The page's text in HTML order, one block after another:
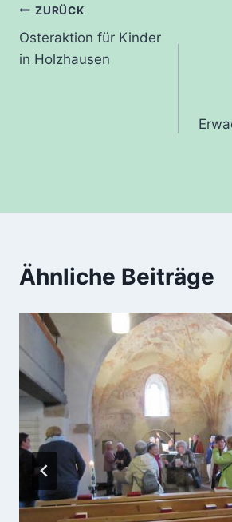
Beitragsnavigation
ZURÜCK
Osteraktion für Kinder
in Holzhausen
Ähnliche Beiträge